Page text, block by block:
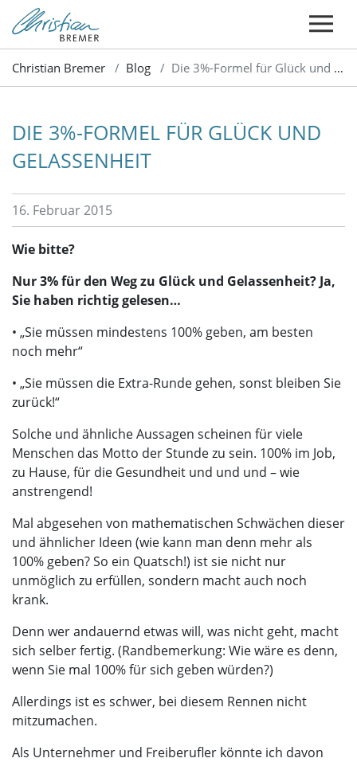
Christian Bremer Blog Die 3%-Formel für Glück und Gelassenheit
DIE 3%-FORMEL FÜR GLÜCK UND
GELASSENHEIT
16. Februar 2015
Wie bitte?
Nur 3% für den Weg zu Glück und Gelassenheit? Ja,
Sie haben richtig gelesen…
• „Sie müssen mindestens 100% geben, am besten
noch mehr“
• „Sie müssen die Extra-Runde gehen, sonst bleiben Sie
zurück!“
Solche und ähnliche Aussagen scheinen für viele
Menschen das Motto der Stunde zu sein. 100% im Job,
zu Hause, für die Gesundheit und und und – wie
anstrengend!
Mal abgesehen von mathematischen Schwächen dieser
und ähnlicher Ideen (wie kann man denn mehr als
100% geben? So ein Quatsch!) ist sie nicht nur
unmöglich zu erfüllen, sondern macht auch noch
krank.
Denn wer andauernd etwas will, was nicht geht, macht
sich selber fertig. (Randbemerkung: Wie wäre es denn,
wenn Sie mal 100% für sich geben würden?)
Allerdings ist es schwer, bei diesem Rennen nicht
mitzumachen.
Als Unternehmer und Freiberufler könnte ich davon